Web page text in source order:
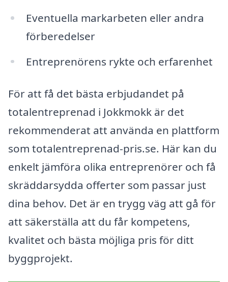
Eventuella markarbeten eller andra
förberedelser
Entreprenörens rykte och erfarenhet
För att få det bästa erbjudandet på
totalentreprenad i Jokkmokk är det
rekommenderat att använda en plattform
som totalentreprenad-pris.se. Här kan du
enkelt jämföra olika entreprenörer och få
skräddarsydda offerter som passar just
dina behov. Det är en trygg väg att gå för
att säkerställa att du får kompetens,
kvalitet och bästa möjliga pris för ditt
byggprojekt.